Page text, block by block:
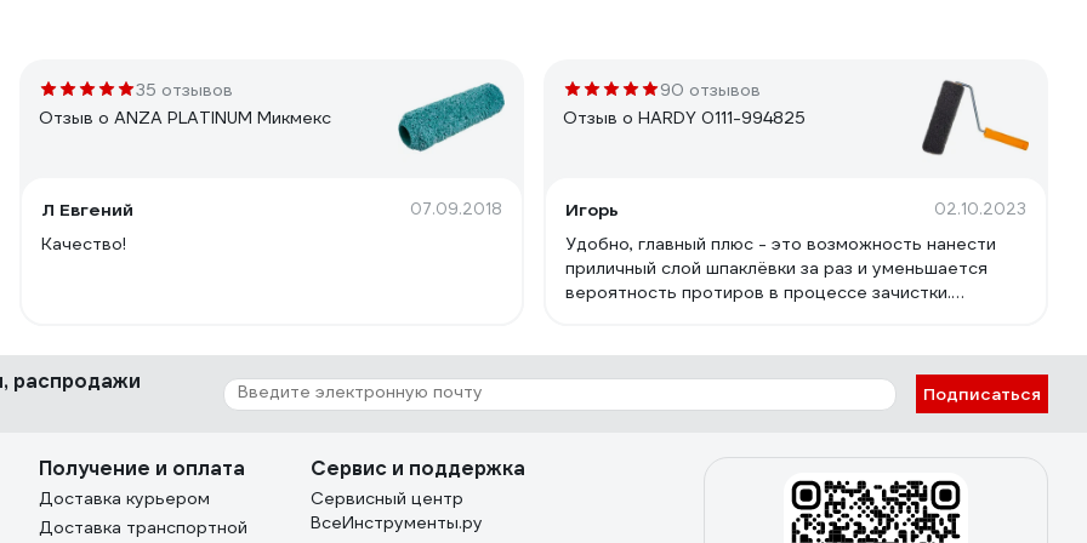
35 отзывов
Отзыв о ANZA PLATINUM Микмекс
Л Евгений 07.09.2018
Качество!
90 отзывов
Отзыв о HARDY 0111-994825
Игорь 02.10.2023
Удобно, главный плюс - это возможность нанести
приличный слой шпаклёвки за раз и уменьшается
вероятность протиров в процессе зачистки.
подготовить стену под покраску за 2 слоя (шитрока)
распродажи Подписаться
Получение и оплата
Доставка курьером
Доставка транспортной
Сервис и поддержка
Сервисный центр
ВсеИнструменты.ру